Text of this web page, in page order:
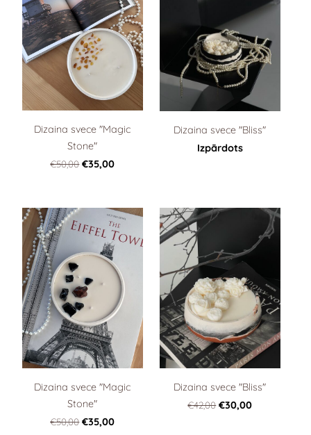
Dizaina svece "Magic
Stone"
€50,00 €35,00
Dizaina svece "Bliss"
Izpārdots
Dizaina svece "Magic
Stone"
€50,00 €35,00
Dizaina svece "Bliss"
€42,00 €30,00